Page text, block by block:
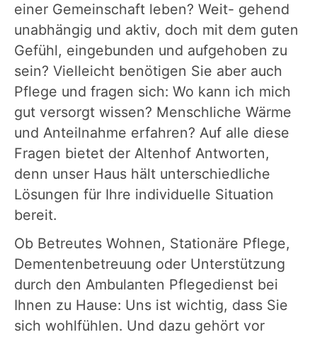
einer Gemeinschaft leben? Weit- gehend
unabhängig und aktiv, doch mit dem guten
Gefühl, eingebunden und aufgehoben zu
sein? Vielleicht benötigen Sie aber auch
Pflege und fragen sich: Wo kann ich mich
gut versorgt wissen? Menschliche Wärme
und Anteilnahme erfahren? Auf alle diese
Fragen bietet der Altenhof Antworten,
denn unser Haus hält unterschiedliche
Lösungen für Ihre individuelle Situation
bereit.
Ob Betreutes Wohnen, Stationäre Pflege,
Dementenbetreuung oder Unterstützung
durch den Ambulanten Pflegedienst bei
Ihnen zu Hause: Uns ist wichtig, dass Sie
sich wohlfühlen. Und dazu gehört vor